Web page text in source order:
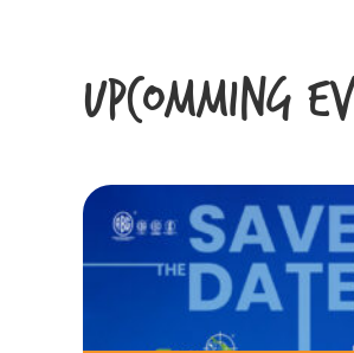
Upcomming